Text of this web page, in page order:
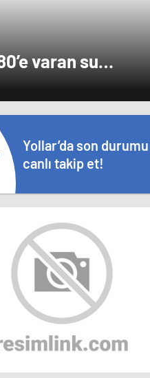
varan su
Yollar’da son durumu
canlı takip et!